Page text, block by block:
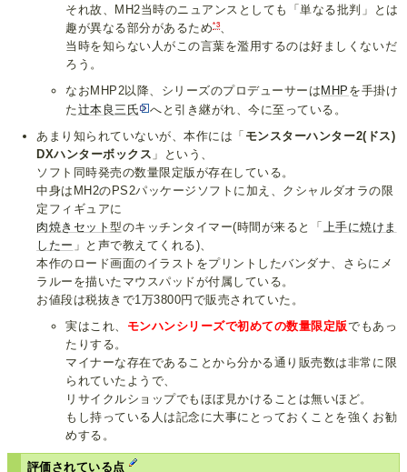
それ故、MH2当時のニュアンスとしても「単なる批判」とは
趣が異なる部分があるため*3、
当時を知らない人がこの言葉を濫用するのは好ましくないだ
ろう。
なおMHP2以降、シリーズのプロデューサーは MHP を手掛け
た辻本良三氏
へと引き継がれ、今に至っている。
あまり知られていないが、本作には「 モンスターハンター2(ドス)
DXハンターボックス 」という、
ソフト同時発売の数量限定版が存在している。
中身はMH2のPS2パッケージソフトに加え、クシャルダオラの限
定フィギュアに
肉焼きセット型のキッチンタイマー(時間が来ると「 上手に焼けま
したー 」と声で教えてくれる)、
本作のロード画面のイラストをプリントしたバンダナ、さらにメ
ラルーを描いたマウスパッドが付属している。
お値段は税抜きで1万3800円で販売されていた。
実はこれ、 モンハンシリーズで初めての数量限定版でもあっ
たりする。
マイナーな存在であることから分かる通り販売数は非常に限
られていたようで、
リサイクルショップでもほぼ見かけることは無いほど。
もし持っている人は記念に大事にとっておくことを強くお勧
めする。
評価されている点